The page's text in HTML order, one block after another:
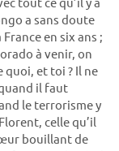
a sans doute
en six ans ;
à venir, on
quoi, et toi ? Il ne
il faut
le terrorisme y
celle qu’il
bouillant de